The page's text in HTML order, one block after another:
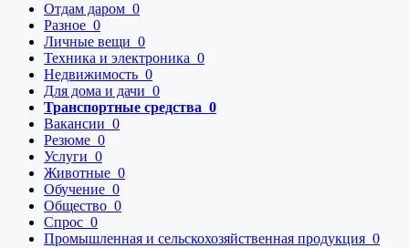
Отдам даром 0
Разное 0
Личные вещи 0
Техника и электроника 0
Недвижимость 0
Для дома и дачи 0
Транспортные средства 0
Вакансии 0
Резюме 0
Услуги 0
Животные 0
Обучение 0
Общество 0
Спрос 0
Промышленная и сельскохозяйственная продукция 0